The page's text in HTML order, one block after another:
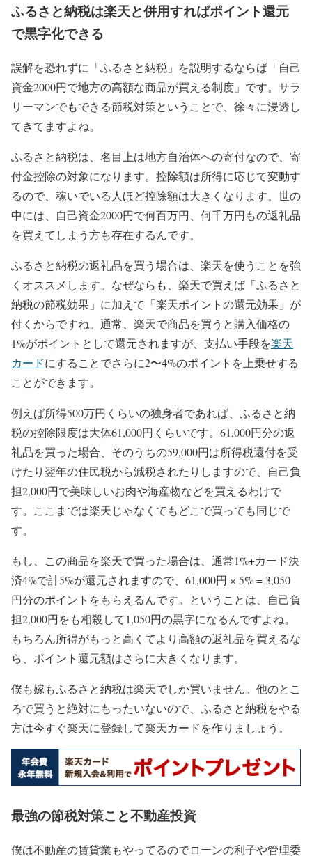
ふるさと納税は楽天と併用すればポイント還元
で黒字化できる
誤解を恐れずに「ふるさと納税」を説明するならば「自己
資金2000円で地方の高額な商品が買える制度」です。サラ
リーマンでもできる節税対策ということで、徐々に浸透し
てきてますよね。
ふるさと納税は、名目上は地方自治体への寄付なので、寄
付金控除の対象になります。控除額は所得に応じて変動す
るので、 稼いでいる人ほど控除額は大きくなります。 世の
中には、自己資金2000円で何百万円、何千万円もの返礼品
を買えてしまう方も存在するんです。
ふるさと納税の返礼品を買う場合は、楽天を使うことを強
くオススメします。なぜならも、楽天で買えば「ふるさと
納税の節税効果」に加えて「楽天ポイントの還元効果」が
付くからですね。通常、楽天で商品を買うと購入価格の
1%がポイントとして還元されますが、支払い手段を楽天
カードにすることでさらに2〜4%のポイントを上乗せする
ことができます。
例えば所得500万円くらいの独身者であれば、ふるさと納
税の控除限度は大体61,000円くらいです。61,000円分の返
礼品を買った場合、そのうちの59,000円は所得税還付を受
けたり翌年の住民税から減税されたりしますので、自己負
担2,000円で美味しいお肉や海産物などを買えるわけで
す。ここまでは楽天じゃなくてもどこで買っても同じで
す。
もし、この商品を楽天で買った場合は、通常1%+カード決
済4%で計5%が還元されますので、61,000円 × 5% = 3,050
円分のポイントをもらえるんです。ということは、 自己負
担2,000円をも相殺して1,050円の黒字になるんですよね。
もちろん所得がもっと高くてより高額の返礼品を買えるな
ら、ポイント還元額はさらに大きくなります。
僕も嫁もふるさと納税は楽天でしか買いません。他のとこ
ろで買うと絶対にもったいないので、ふるさと納税をやる
方は今すぐ楽天に登録して楽天カードを作りましょう。
最強の節税対策こと不動産投資
僕は不動産の賃貸業もやってるのでローンの利子や管理委